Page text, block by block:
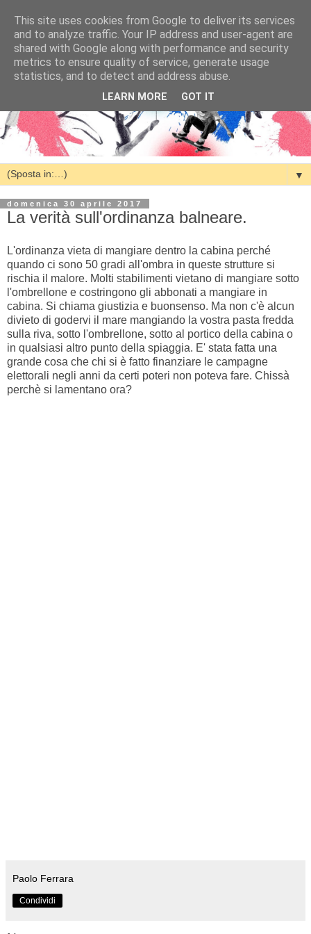
▼
domenica 30 aprile 2017
La verità sull'ordinanza balneare.
L'ordinanza vieta di mangiare dentro la cabina perché
quando ci sono 50 gradi all'ombra in queste strutture si
rischia il malore. Molti stabilimenti vietano di mangiare sotto
l'ombrellone e costringono gli abbonati a mangiare in
cabina. Si chiama giustizia e buonsenso. Ma non c'è alcun
divieto di godervi il mare mangiando la vostra pasta fredda
sulla riva, sotto l'ombrellone, sotto al portico della cabina o
in qualsiasi altro punto della spiaggia. E' stata fatta una
grande cosa che chi si è fatto finanziare le campagne
elettorali negli anni da certi poteri non poteva fare. Chissà
perchè si lamentano ora?
Paolo Ferrara
Condividi
This site uses cookies from Google to deliver its services
and to analyze traffic. Your IP address and user-agent are
shared with Google along with performance and security
metrics to ensure quality of service, generate usage
statistics, and to detect and address abuse.
LEARN MORE GOT IT